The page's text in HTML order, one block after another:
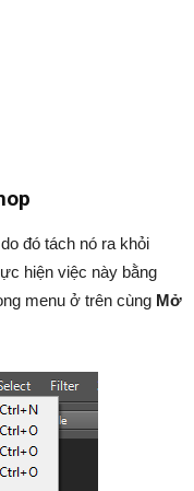
đó tách nó ra khỏi
hiện việc này bằng
menu ở trên cùng Mở